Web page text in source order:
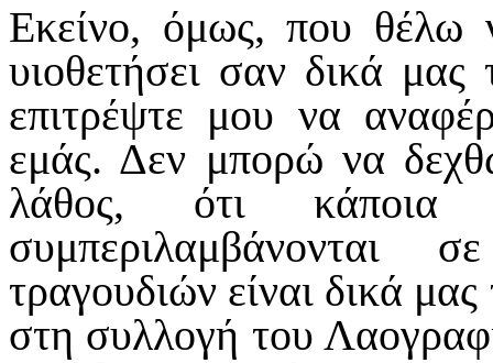
Εκείνο, όμως, που θέλω
υιοθετήσει σαν δικά
επιτρέψτε μου να
εμάς. Δεν μπορώ να
λάθος, ότι
συμπεριλαμβάνονται
τραγουδιών είναι δικά
στη συλλογή του